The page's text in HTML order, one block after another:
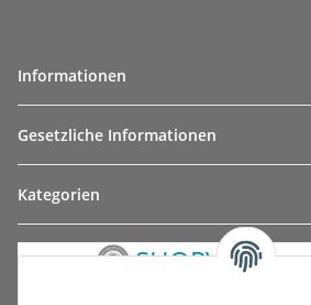
Informationen
Gesetzliche Informationen
Kategorien